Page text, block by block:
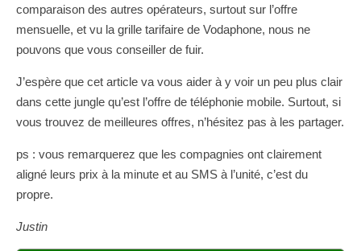
comparaison des autres opérateurs, surtout sur l’offre
mensuelle, et vu la grille tarifaire de Vodaphone, nous ne
pouvons que vous conseiller de fuir.
J’espère que cet article va vous aider à y voir un peu plus clair
dans cette jungle qu’est l’offre de téléphonie mobile. Surtout, si
vous trouvez de meilleures offres, n’hésitez pas à les partager.
ps : vous remarquerez que les compagnies ont clairement
aligné leurs prix à la minute et au SMS à l’unité, c’est du
propre.
Justin